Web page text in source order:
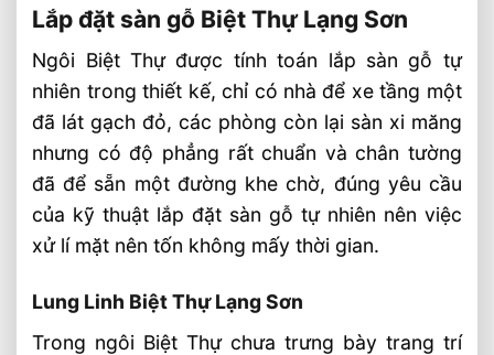
Lắp đặt sàn gỗ Biệt Thự Lạng Sơn
Ngôi Biệt Thự được tính toán lắp sàn gỗ tự
nhiên trong thiết kế, chỉ có nhà để xe tầng một
đã lát gạch đỏ, các phòng còn lại sàn xi măng
nhưng có độ phẳng rất chuẩn và chân tường
đã để sẵn một đường khe chờ, đúng yêu cầu
của kỹ thuật lắp đặt sàn gỗ tự nhiên nên việc
xử lí mặt nên tốn không mấy thời gian.
Lung Linh Biệt Thự Lạng Sơn
Trong ngôi Biệt Thự chưa trưng bày trang trí